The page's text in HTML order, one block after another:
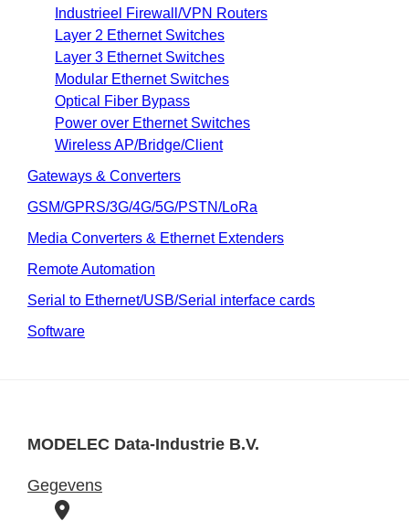
Industrieel Firewall/VPN Routers
Layer 2 Ethernet Switches
Layer 3 Ethernet Switches
Modular Ethernet Switches
Optical Fiber Bypass
Power over Ethernet Switches
Wireless AP/Bridge/Client
Gateways & Converters
GSM/GPRS/3G/4G/5G/PSTN/LoRa
Media Converters & Ethernet Extenders
Remote Automation
Serial to Ethernet/USB/Serial interface cards
Software
MODELEC Data-Industrie B.V.
Gegevens
B